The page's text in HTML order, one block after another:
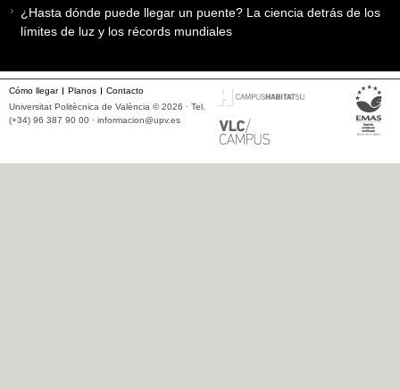
¿Hasta dónde puede llegar un puente? La ciencia detrás de los
límites de luz y los récords mundiales
Cómo llegar Planos
Contacto
Universitat Politècnica de València © 2026 · Tel.
(+34) 96 387 90 00 · informacion@upv.es